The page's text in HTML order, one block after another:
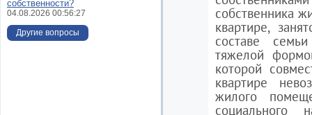
собственника
квартире,
составе
тяжелой
которой
квартире
жилого
социального
собственности?
04.08.2026 00:56:27
Другие вопросы